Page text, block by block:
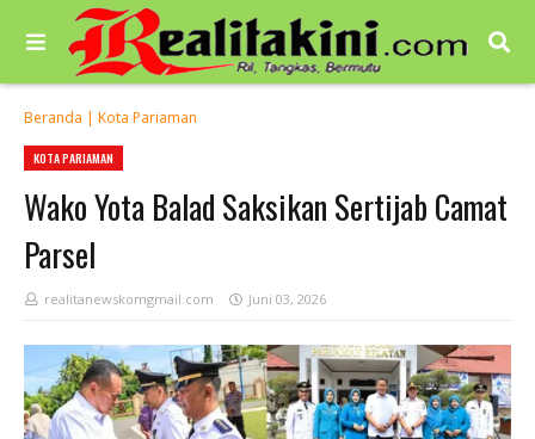
Beranda | Kota Pariaman
KOTA PARIAMAN
Wako Yota Balad Saksikan Sertijab Camat
Parsel
realitanewskomgmail.com Juni 03, 2026